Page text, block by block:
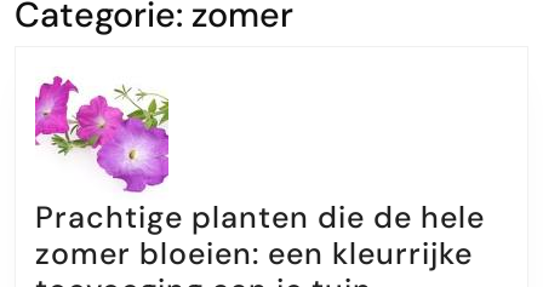
Categorie: zomer
Prachtige planten die de hele
zomer bloeien: een kleurrijke